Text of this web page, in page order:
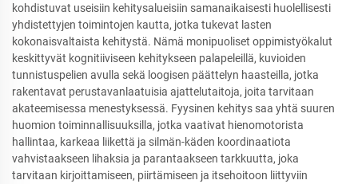
kohdistuvat useisiin kehitysalueisiin samanaikaisesti huolellisesti
yhdistettyjen toimintojen kautta, jotka tukevat lasten
kokonaisvaltaista kehitystä. Nämä monipuoliset oppimistyökalut
keskittyvät kognitiiviseen kehitykseen palapeleillä, kuvioiden
tunnistuspelien avulla sekä loogisen päättelyn haasteilla, jotka
rakentavat perustavanlaatuisia ajattelutaitoja, joita tarvitaan
akateemisessa menestyksessä. Fyysinen kehitys saa yhtä suuren
huomion toiminnallisuuksilla, jotka vaativat hienomotorista
hallintaa, karkeaa liikettä ja silmän-käden koordinaatiota
vahvistaakseen lihaksia ja parantaakseen tarkkuutta, joka
tarvitaan kirjoittamiseen, piirtämiseen ja itsehoitoon liittyviin